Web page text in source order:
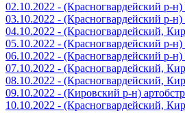
02.10.2022 - (Красногвардейский р-
03.10.2022 - (Красногвардейский р-
04.10.2022 - (Красногвардейский,
05.10.2022 - (Красногвардейский р-
06.10.2022 - (Красногвардейский р-
07.10.2022 - (Красногвардейский,
08.10.2022 - (Красногвардейский,
09.10.2022 - (Кировский р-н)
10.10.2022 - (Красногвардейский,